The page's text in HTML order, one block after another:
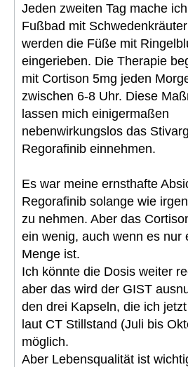
Jeden zweiten Tag mache
Fußbad mit
werden die Füße mit
eingerieben. Die Therapie
mit Cortison 5mg jeden
zwischen 6-8 Uhr. Diese
lassen mich einigermaßen
nebenwirkungslos das
Regorafinib einnehmen.
Es war meine ernsthafte
Regorafinib solange wie
zu nehmen. Aber das
ein wenig, auch wenn es nur
Menge ist.
Ich könnte die Dosis weiter
aber das wird der GIST
den drei Kapseln, die ich
laut CT Stillstand (Juli bis
möglich.
Aber Lebensqualität ist